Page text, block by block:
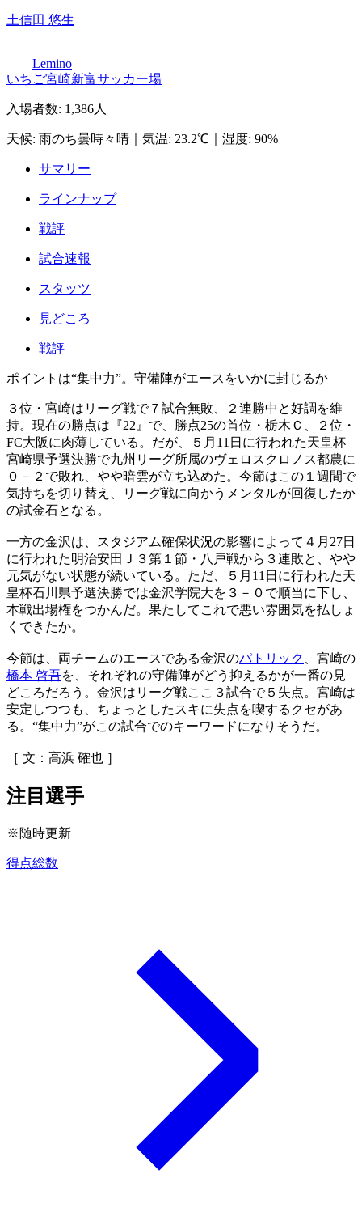
土信田 悠生
Lemino
いちご宮崎新富サッカー場
入場者数: 1,386人
天候: 雨のち曇時々晴 気温: 23.2℃ 湿度: 90%
サマリー
ラインナップ
戦評
試合速報
スタッツ
見どころ
戦評
ポイントは“集中力”。守備陣がエースをいかに封じるか
３位・宮崎はリーグ戦で７試合無敗、２連勝中と好調を維
持。現在の勝点は『22』で、勝点25の首位・栃木Ｃ、２位・
FC大阪に肉薄している。だが、５月11日に行われた天皇杯
宮崎県予選決勝で九州リーグ所属のヴェロスクロノス都農に
０－２で敗れ、やや暗雲が立ち込めた。今節はこの１週間で
気持ちを切り替え、リーグ戦に向かうメンタルが回復したか
の試金石となる。
一方の金沢は、スタジアム確保状況の影響によって４月27日
に行われた明治安田Ｊ３第１節・八戸戦から３連敗と、やや
元気がない状態が続いている。ただ、５月11日に行われた天
皇杯石川県予選決勝では金沢学院大を３－０で順当に下し、
本戦出場権をつかんだ。果たしてこれで悪い雰囲気を払しょ
くできたか。
今節は、両チームのエースである金沢のパトリック
、宮崎の
橋本 啓吾を、それぞれの守備陣がどう抑えるかが一番の見
どころだろう。金沢はリーグ戦ここ３試合で５失点。宮崎は
安定しつつも、ちょっとしたスキに失点を喫するクセがあ
る。“集中力”がこの試合でのキーワードになりそうだ。
［ 文：高浜 確也 ］
注目選手
※随時更新
得点総数